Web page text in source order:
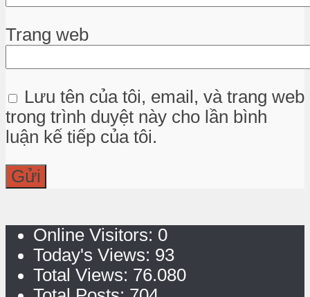
Trang web
Lưu tên của tôi, email, và trang web
trong trình duyệt này cho lần bình
luận kế tiếp của tôi.
Online Visitors: 0
Today's Views: 93
Total Views: 76.080